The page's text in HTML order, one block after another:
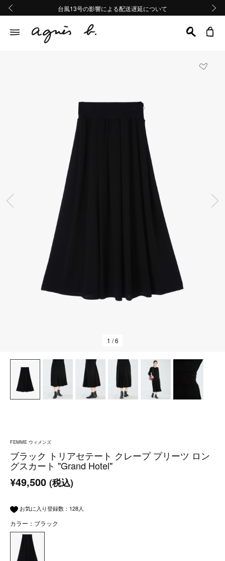
熊本地域地震の影響による配送遅延について
Summer Sale 2buy10%OFF!!
台風13号の影響による配送遅延について
熊本地域地震の影響による配送遅延について
Summer Sale 2buy10%OFF!!
前の画像
1 / 6
FEMME ウィメンズ
ブラック トリアセテート クレープ プリーツ ロン
グスカート "Grand Hotel"
¥49,500 (税込)
お気に入り登録数： 128人
カラー：ブラック